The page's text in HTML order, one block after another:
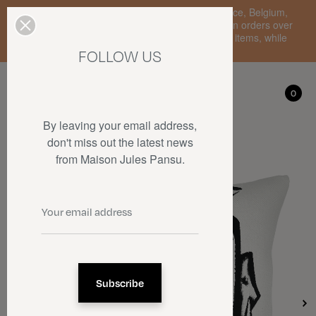
Enjoy free standard delivery to mainland France, Belgium,
Luxembourg, the Netherlands, and Germany on orders over
€150 • SALES: up to 50% off on a selection of items, while
stocks last.
0
My account
0
By leaving your email address,
don't miss out the latest news
from Maison Jules Pansu.
FOLLOW US